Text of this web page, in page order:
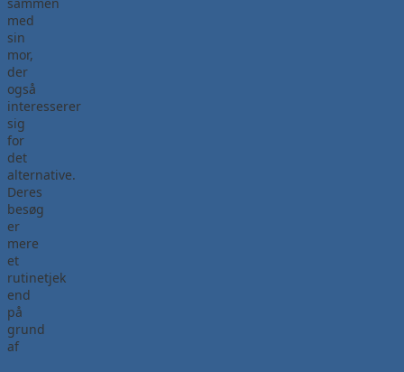
med
sin
mor,
der
også
interesserer
sig
for
det
alternative.
Deres
besøg
er
mere
et
rutinetjek
end
på
grund
af